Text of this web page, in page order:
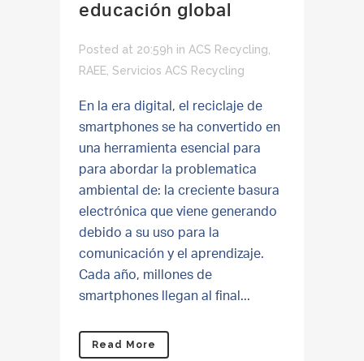
educación global
Posted at 20:59h in ACS Recycling,
RAEE, Servicios ACS Recycling
En la era digital, el reciclaje de
smartphones se ha convertido en
una herramienta esencial para
para abordar la problematica
ambiental de: la creciente basura
electrónica que viene generando
debido a su uso para la
comunicación y el aprendizaje.
Cada año, millones de
smartphones llegan al final...
Read More